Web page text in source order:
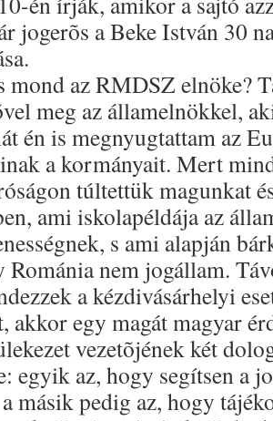
jogerõs a Beke István 30
az RMDSZ elnöke?
meg az államelnökkel,
én is megnyugtattam az
a kormányait. Mert
túltettük magunkat
ami iskolapéldája az
s ami alapján
nem jogállam.
a kézdivásárhelyi
akkor egy magát magyar
vezetõjének két
egyik az, hogy segítsen a
másik pedig az, hogy